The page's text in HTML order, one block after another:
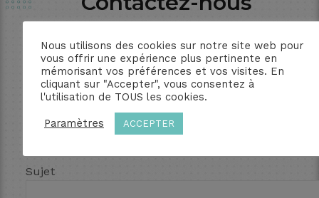
Votre Nom (obligatoire)
Sujet
Nous utilisons des cookies sur notre site web pour
vous offrir une expérience plus pertinente en
mémorisant vos préférences et vos visites. En
cliquant sur "Accepter", vous consentez à
l'utilisation de TOUS les cookies.
Paramètres ACCEPTER